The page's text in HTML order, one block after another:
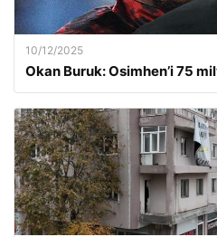
10/12/2025
Okan Buruk: Osimhen’i 75